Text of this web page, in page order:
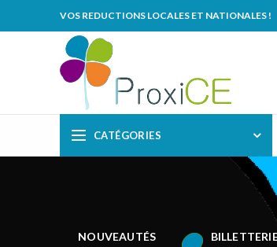
VOS REDUCTIONS LOCALES ET NATIONALES !
CATÉGORIES
NOUVEAUTÉS